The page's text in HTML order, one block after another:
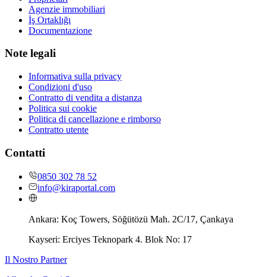
Agenzie immobiliari
İş Ortaklığı
Documentazione
Note legali
Informativa sulla privacy
Condizioni d'uso
Contratto di vendita a distanza
Politica sui cookie
Politica di cancellazione e rimborso
Contratto utente
Contatti
0850 302 78 52
info@kiraportal.com
Ankara: Koç Towers, Söğütözü Mah. 2C/17, Çankaya
Kayseri: Erciyes Teknopark 4. Blok No: 17
Il Nostro Partner